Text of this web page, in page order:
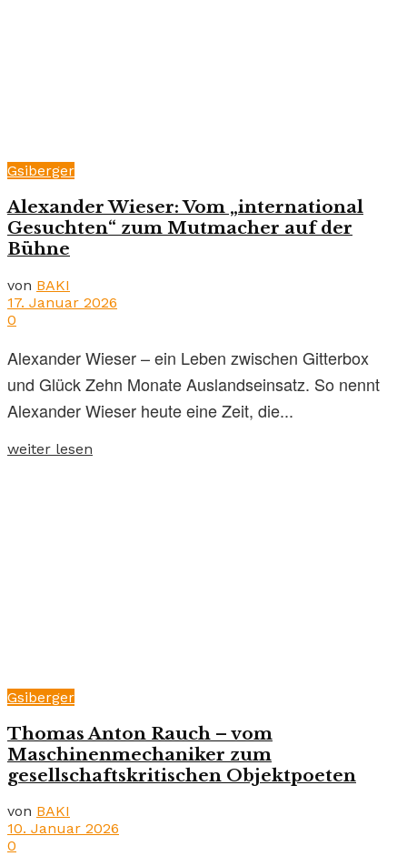
Gsiberger
Alexander Wieser: Vom „international
Gesuchten“ zum Mutmacher auf der
Bühne
von BAKI
17. Januar 2026
0
Alexander Wieser – ein Leben zwischen Gitterbox
und Glück Zehn Monate Auslandseinsatz. So nennt
Alexander Wieser heute eine Zeit, die...
weiter lesen
Gsiberger
Thomas Anton Rauch – vom
Maschinenmechaniker zum
gesellschaftskritischen Objektpoeten
von BAKI
10. Januar 2026
0